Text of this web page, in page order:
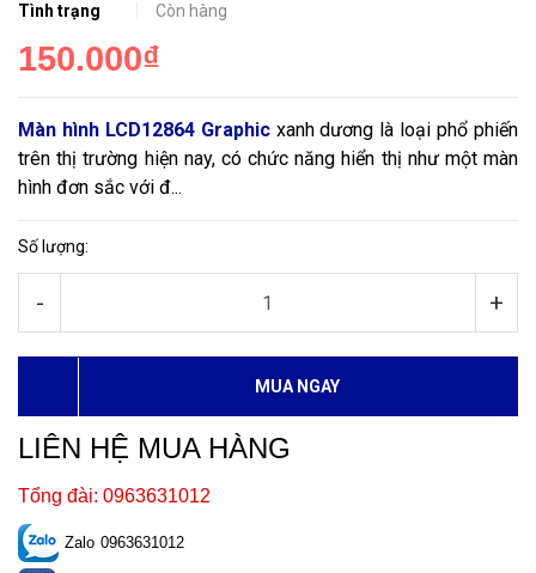
Tình trạng
Còn hàng
150.000₫
Màn hình LCD12864 Graphicxanh dương là loại phổ phiến
trên thị trường hiện nay, có chức năng hiển thị như một màn
hình đơn sắc với đ...
Số lượng:
- +
MUA NGAY
LIÊN HỆ MUA HÀNG
Tổng đài: 0963631012
Zalo 0963631012